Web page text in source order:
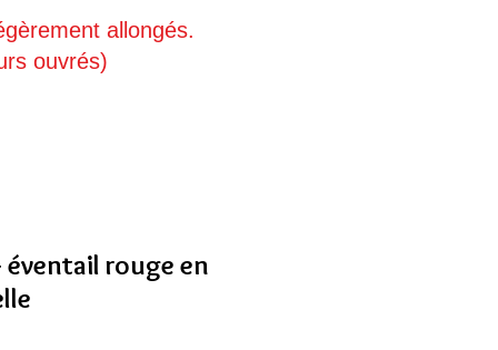
allongés.
ouvrés)
éventail rouge en